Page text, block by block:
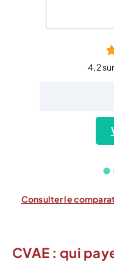
4,2
Consulter le
CVAE : qui